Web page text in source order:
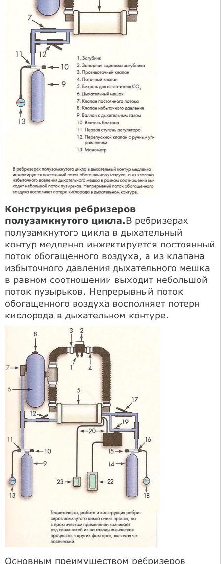
Конструкция ребризеров
полузамкнутого цикла.В ребризерах
полузамкнутого цикла в дыхательный
контур медленно инжектируется постоянный
поток обогащенного воздуха, а из клапана
избыточного давления дыхательного мешка
в равном соотношении выходит небольшой
поток пузырьков. Непрерывный поток
обогащенного воздуха восполняет потерн
кислорода в дыхательном контуре.
Основным преимуществом ребризеров